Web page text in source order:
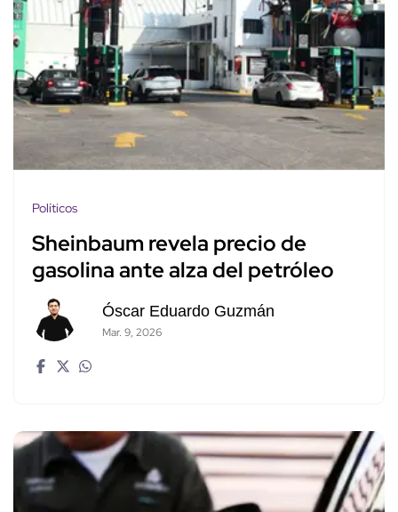
Políticos
Sheinbaum revela precio de
gasolina ante alza del petróleo
Óscar Eduardo Guzmán
Mar. 9, 2026